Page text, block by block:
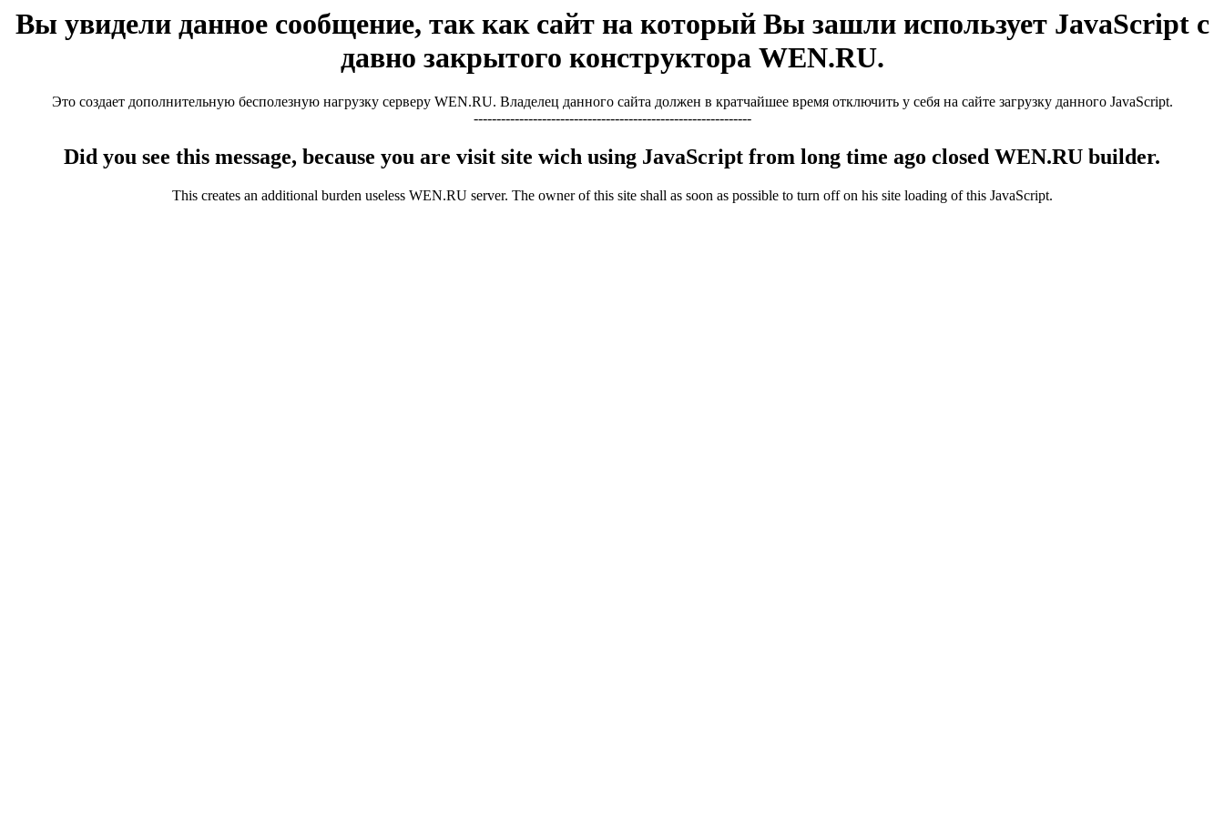
Вы увидели данное сообщение, так как сайт на который Вы зашли использует JavaScript с
давно закрытого конструктора WEN.RU.
Это создает дополнительную бесполезную нагрузку серверу WEN.RU. Владелец данного сайта должен в кратчайшее время отключить у себя на сайте загрузку данного JavaScript.
-------------------------------------------------------------
Did you see this message, because you are visit site wich using JavaScript from long time ago closed WEN.RU builder.
This creates an additional burden useless WEN.RU server. The owner of this site shall as soon as possible to turn off on his site loading of this JavaScript.